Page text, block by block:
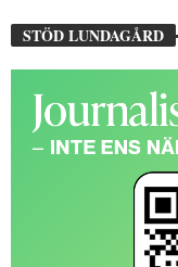
STÖD LUNDAGÅRD